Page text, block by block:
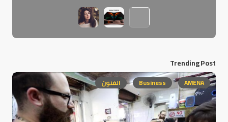
Trending Post
AMENA
Business الفنون